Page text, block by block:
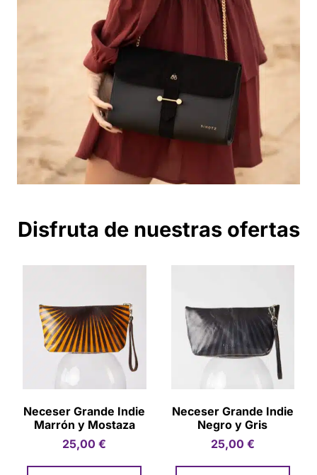
Disfruta de nuestras ofertas
Neceser Grande Indie
Marrón y Mostaza
25,00€
Neceser Grande Indie
Negro y Gris
25,00 €